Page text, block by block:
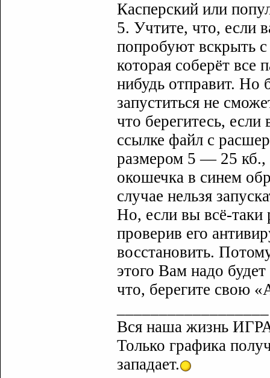
Касперский или
5. Учтите, что, если
попробуют вскрыть
которая соберёт все
нибудь отправит. Но
запуститься не
что берегитесь,
ссылке файл с
размером 5 — 25 кб.,
окошечка в синем
случае нельзя
Но, если вы всё-таки
проверив его
восстановить.
этого Вам надо
что, берегите свою
Вся наша жизнь
Только графика
западает.